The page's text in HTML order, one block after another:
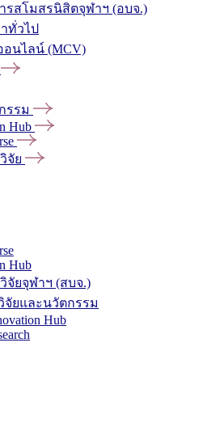
รสโมสรนิสิตจุฬาฯ (อบจ.)
ทั่วไป
อนไลน์ (MCV)
รรม
Hub
จัย
Hub
จัยจุฬาฯ (สบจ.)
จัยและนวัตกรรม
Hub